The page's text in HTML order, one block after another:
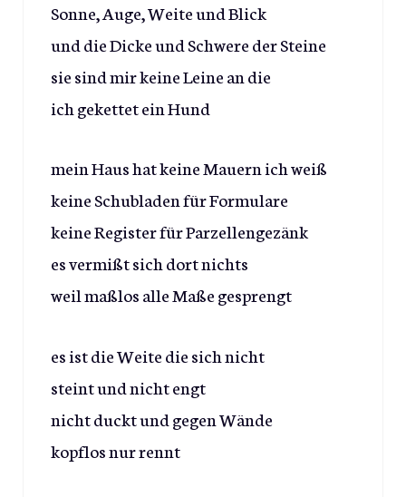
Sonne, Auge, Weite und Blick
und die Dicke und Schwere der Steine
sie sind mir keine Leine an die
ich gekettet ein Hund
mein Haus hat keine Mauern ich weiß
keine Schubladen für Formulare
keine Register für Parzellengezänk
es vermißt sich dort nichts
weil maßlos alle Maße gesprengt
es ist die Weite die sich nicht
steint und nicht engt
nicht duckt und gegen Wände
kopflos nur rennt